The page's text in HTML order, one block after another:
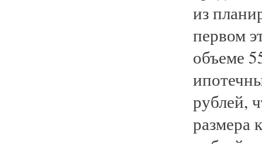
из
первом
объеме
рублей,
размера